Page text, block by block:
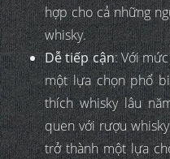
hợp cho cả những
whisky.
Dễ tiếp cận: Với
một lựa chọn phổ
thích whisky lâu
quen với rượu
trở thành một lựa